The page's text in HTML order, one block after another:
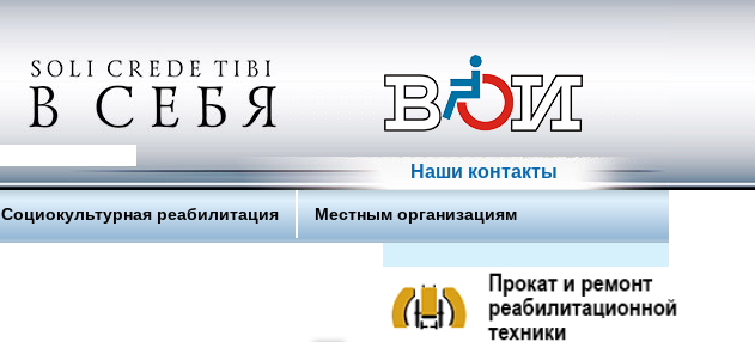
Наши контакты
Социокультурная реабилитация Местным организациям